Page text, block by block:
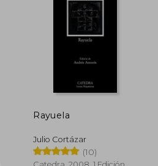
Rápido
Rayuela
Julio Cortázar
(10)